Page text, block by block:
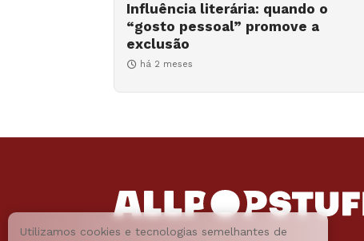
Influência literária: quando o
“gosto pessoal” promove a
exclusão
há 2 meses
Utilizamos cookies e tecnologias semelhantes de